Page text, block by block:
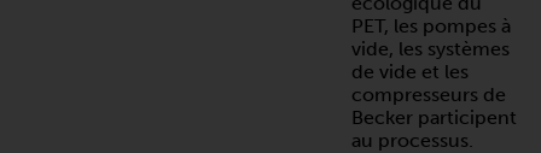
PET, les pompes à
vide, les systèmes
de vide et les
compresseurs de
Becker participent
au processus.